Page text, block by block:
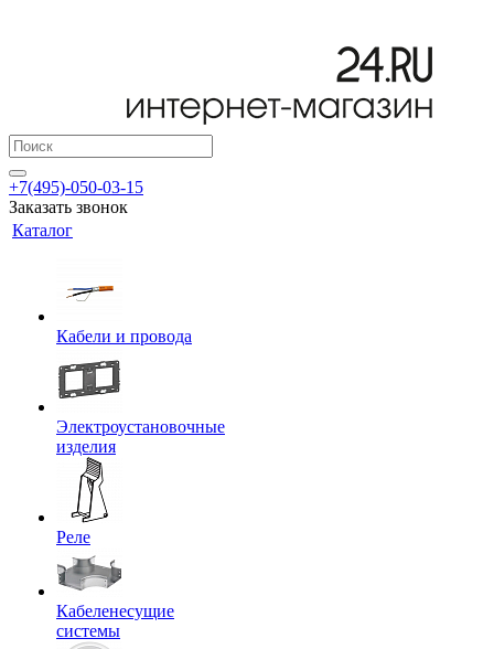
+7(495)-050-03-15
Заказать звонок
Каталог
Кабели и провода
Электроустановочные
изделия
Реле
Кабеленесущие
системы